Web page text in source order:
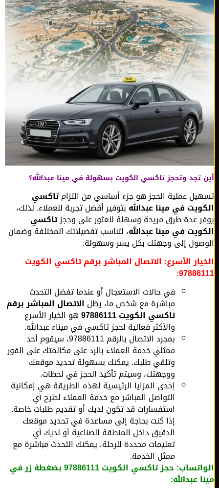
تجد وتحجز تاكسي الكويت بسهولة في مينا عبدالله؟
عملية الحجز هو جزء أساسي من التزامتاكسي
في مينا عبداللهبتوفير أفضل تجربة للعملاء. لذلك،
عدة طرق مريحة وسهلة للعثور على وحجزتاكسي
في مينا عبدالله، لتناسب تفضيلاتك المختلفة وضمان
إلى وجهتك بكل يسر وسهولة.
الأسرع: الاتصال المباشر برقم تاكسي الكويت
في حالات الاستعجال أو عندما تفضل التحدث
مباشرة مع شخص ما، يظلالاتصال المباشر برقم
تاكسي الكويت 97886111 هو الخيار الأسرع
والأكثر فعالية لحجز تاكسي في ميناء عبدالله.
بمجرد الاتصال بالرقم 97886111، سيقوم أحد
ممثلي خدمة العملاء بالرد على مكالمتك على الفور
وتلقي طلبك. يمكنك بسهولة تحديد موقعك
ووجهتك، وسيتم تأكيد الحجز في لحظات.
إحدى المزايا الرئيسية لهذه الطريقة هي إمكانية
التواصل المباشر مع خدمة العملاء لطرح أي
استفسارات قد تكون لديك أو تقديم طلبات خاصة.
إذا كنت بحاجة إلى مساعدة في تحديد موقعك
الدقيق داخل المنطقة الصناعية أو لديك أي
تعليمات محددة للرحلة، يمكنك التحدث مباشرة مع
ممثل الخدمة.
الواتساب: حجز تاكسي الكويت 97886111 بضغطة زر في
عبدالله: